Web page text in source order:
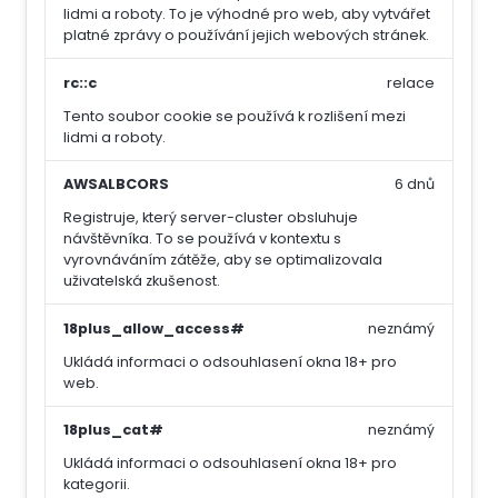
lidmi a roboty. To je výhodné pro web, aby vytvářet
platné zprávy o používání jejich webových stránek.
rc::c
Tento soubor cookie se používá k rozlišení mezi
lidmi a roboty.
relace
AWSALBCORS
Registruje, který server-cluster obsluhuje
návštěvníka. To se používá v kontextu s
vyrovnáváním zátěže, aby se optimalizovala
uživatelská zkušenost.
6 dnů
18plus_allow_access#
Ukládá informaci o odsouhlasení okna 18+ pro
web.
neznámý
18plus_cat#
Ukládá informaci o odsouhlasení okna 18+ pro
kategorii.
neznámý